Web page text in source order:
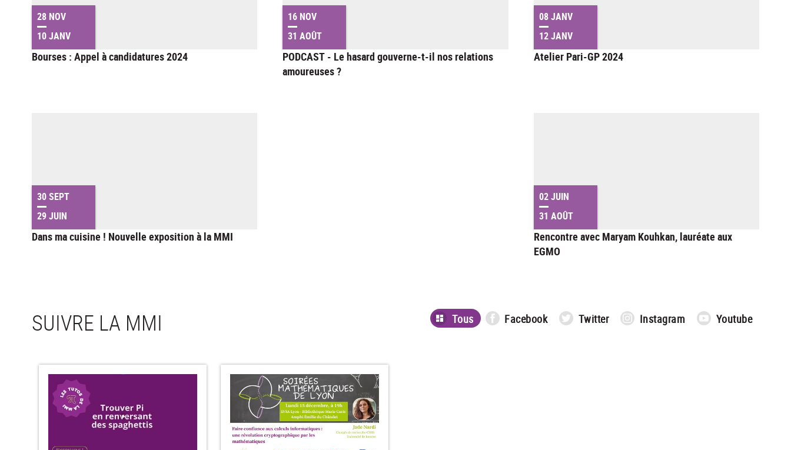
28 NOV
10 JANV
Bourses : Appel à candidatures 2024
16 NOV
31 AOÛT
PODCAST - Le hasard gouverne-t-il nos relations
amoureuses ?
08 JANV
12 JANV
Atelier Pari-GP 2024
30 SEPT
29 JUIN
Dans ma cuisine ! Nouvelle exposition à la MMI
02 JUIN
31 AOÛT
Rencontre avec Maryam Kouhkan, lauréate aux
EGMO
SUIVRE LA MMI Tous Facebook Twitter Instagram Youtube